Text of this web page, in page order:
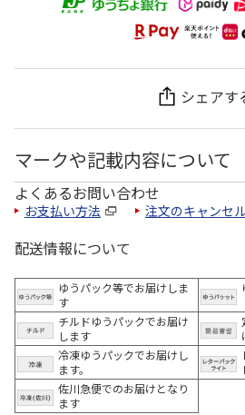
シェアす
マークや記載内容について
よくあるお問い合わせ
お支払い方法 注文のキャンセ
配送情報について
ゆうパック等でお届けしま
す
チルドゆうパックでお届け
します
冷凍ゆうパックでお届けし
ます。
佐川急便でのお届けとなり
ます